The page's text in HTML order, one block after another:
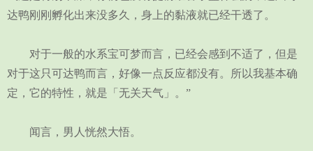
达鸭刚刚孵化出来没多久，身上的黏液就已经干透了。
对于一般的水系宝可梦而言，已经会感到不适了，但是
对于这只可达鸭而言，好像一点反应都没有。所以我基本确
定，它的特性，就是「无关天气」。”
闻言，男人恍然大悟。